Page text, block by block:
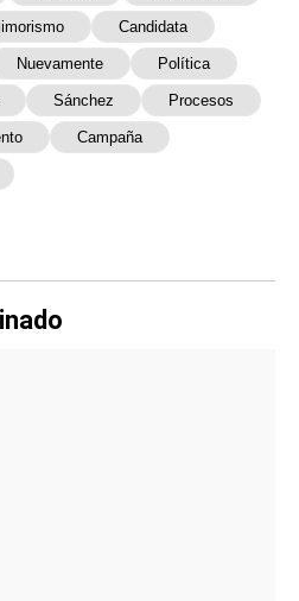
Candidata
Nuevamente Política
Sánchez Procesos
Campaña